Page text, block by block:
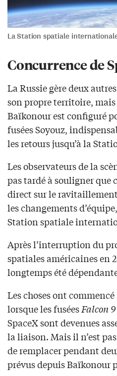
La Station spatiale
Concurrence de
La Russie gère deux
son propre territoire, mais
Baïkonour est configuré
fusées Soyouz,
les retours jusqu’à la
Les observateurs de la
pas tardé à souligner
direct sur le
les changements
Station spatiale
Après l’interruption du
spatiales américaines en
longtemps été
Les choses ont
lorsque les fuséesFalcon 9
SpaceX sont devenues
la liaison. Mais il n’est
de remplacer pendant
prévus depuis Baïkonour